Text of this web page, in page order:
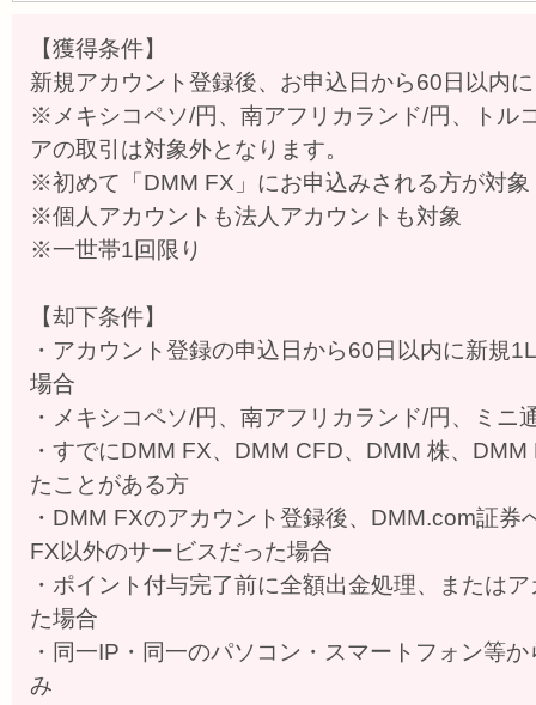
【獲得条件】
新規アカウント登録後、お申込日から60日以内
※メキシコペソ/円、南アフリカランド/円、トル
アの取引は対象外となります。
※初めて「DMM FX」にお申込みされる方が対象
※個人アカウントも法人アカウントも対象
※一世帯1回限り
【却下条件】
・アカウント登録の申込日から60日以内に新規
場合
・メキシコペソ/円、南アフリカランド/円、ミニ
・すでにDMM FX、DMM CFD、DMM 株、
たことがある方
・DMM FXのアカウント登録後、DMM.com証券
FX以外のサービスだった場合
・ポイント付与完了前に全額出金処理、または
た場合
・同一IP・同一のパソコン・スマートフォン等
み